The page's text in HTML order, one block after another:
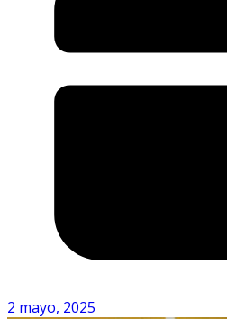
2 mayo, 2025